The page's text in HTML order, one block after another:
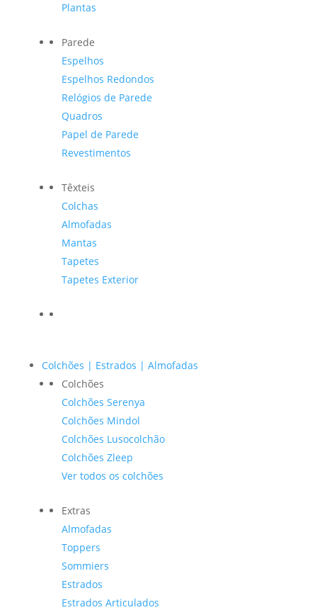
Plantas
Parede
Espelhos
Espelhos Redondos
Relógios de Parede
Quadros
Papel de Parede
Revestimentos
Têxteis
Colchas
Almofadas
Mantas
Tapetes
Tapetes Exterior
Colchões | Estrados | Almofadas
Colchões
Colchões Serenya
Colchões Mindol
Colchões Lusocolchão
Colchões Zleep
Ver todos os colchões
Extras
Almofadas
Toppers
Sommiers
Estrados
Estrados Articulados